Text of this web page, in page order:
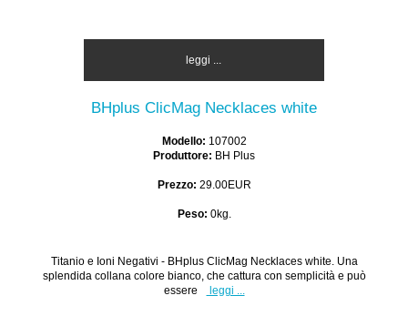
leggi ...
BHplus ClicMag Necklaces white
Modello: 107002
Produttore: BH Plus
Prezzo: 29.00EUR
Peso: 0kg.
Titanio e Ioni Negativi - BHplus ClicMag Necklaces white. Una
splendida collana colore bianco, che cattura con semplicità e può
essere
leggi ...